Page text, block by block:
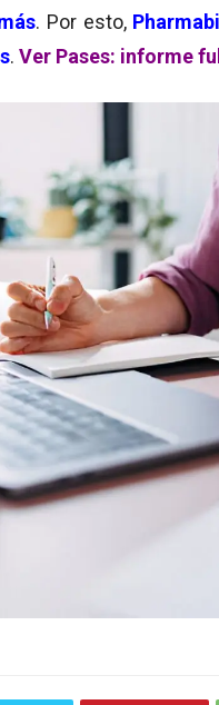
. Por esto,
. Ver Pases: informe